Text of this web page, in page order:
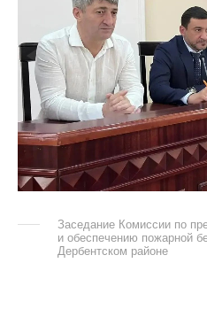
Заседание Комиссии по
и обеспечению пожарной
Дербентском районе